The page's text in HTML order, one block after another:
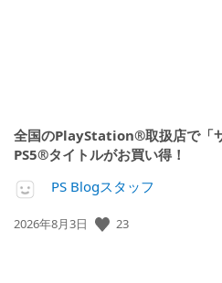
全国のPlayStation®取扱店で「
PS5®タイトルがお買い得！
PS Blogスタッフ
公
2026年8月3日 23